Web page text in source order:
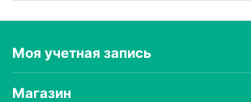
Моя учетная запись
Магазин